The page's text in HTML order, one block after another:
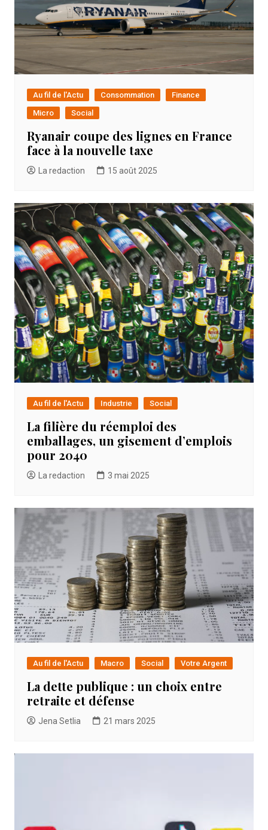
Au fil de l'Actu Consommation
Finance
Micro
Social
Ryanair coupe des lignes en France
face à la nouvelle taxe
La redaction 15 août 2025
Au fil de l'Actu Industrie Social
La filière du réemploi des
emballages, un gisement d’emplois
pour 2040
La redaction 3 mai 2025
Au fil de l'Actu Macro Social Votre Argent
La dette publique : un choix entre
retraite et défense
Jena Setlia 21 mars 2025